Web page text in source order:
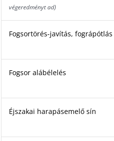
végeredményt ad)
Fogsortörés-javítás, fográpótlás
Fogsor alábélelés
Éjszakai harapásemelő sín